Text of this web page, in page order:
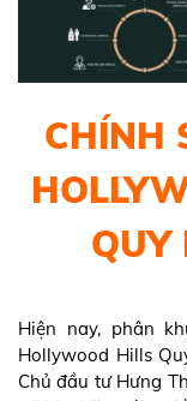
CHÍNH
QUY
Hiện nay, phân
Hollywood Hills
Chủ đầu tư Hưng